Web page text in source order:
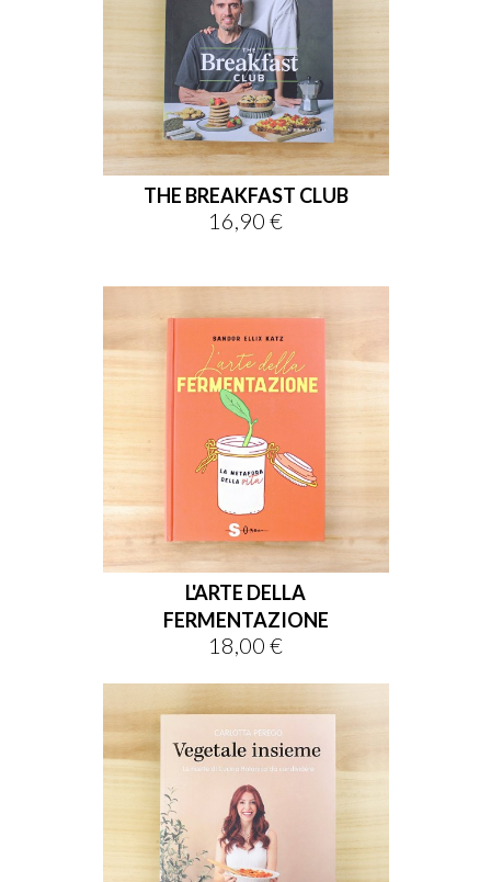
THE BREAKFAST CLUB
Prezzo
16,90 €
L'ARTE DELLA
FERMENTAZIONE
Prezzo
18,00 €